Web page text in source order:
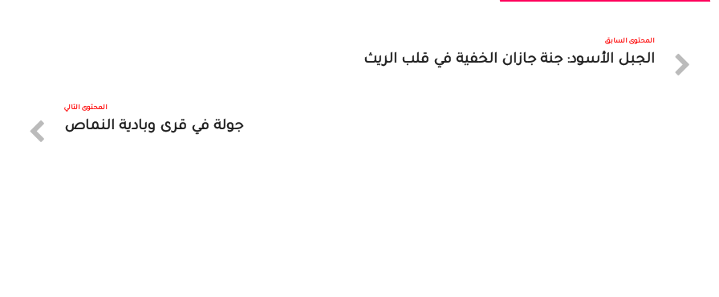
المحتوى السابق
الجبل الأسود: جنة جازان الخفية في قلب الريث
المحتوى التالي
جولة في قرى وبادية النماص